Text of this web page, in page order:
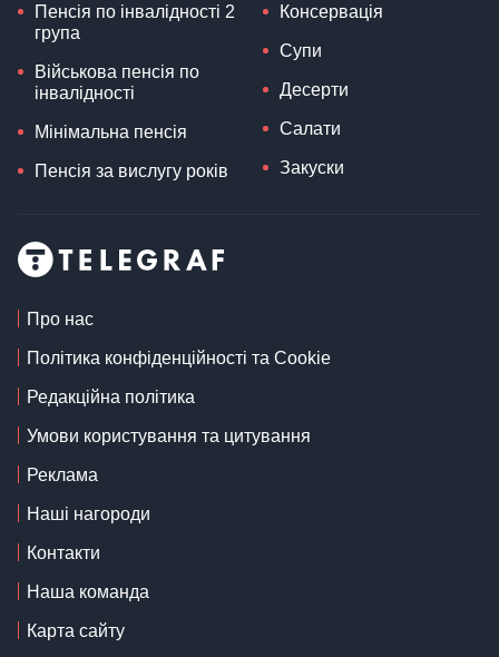
Пенсія по інвалідності 2
група
Військова пенсія по
інвалідності
Мінімальна пенсія
Пенсія за вислугу років
Консервація
Супи
Десерти
Салати
Закуски
Про нас
Політика конфіденційності та Cookie
Редакційна політика
Умови користування та цитування
Реклама
Наші нагороди
Контакти
Наша команда
Карта сайту